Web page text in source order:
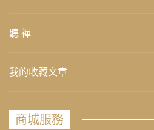
聽 禪
我的收藏文章
商城服務